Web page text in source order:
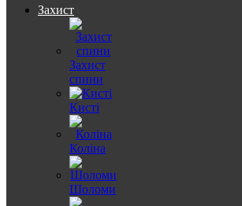
Захист
Захист
спини
Кисті
Коліна
Шоломи